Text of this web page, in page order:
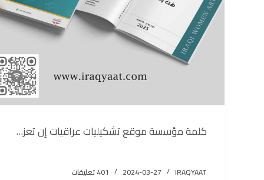
كلمة مؤسسة موقع تشكيليات عراقيات إن تعز…
IRAQYAAT
2024-03-27 401 تعليقات